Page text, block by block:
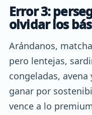
Error 3:
olvidar los
Arándanos,
pero lentejas,
congeladas,
ganar por
vence a lo